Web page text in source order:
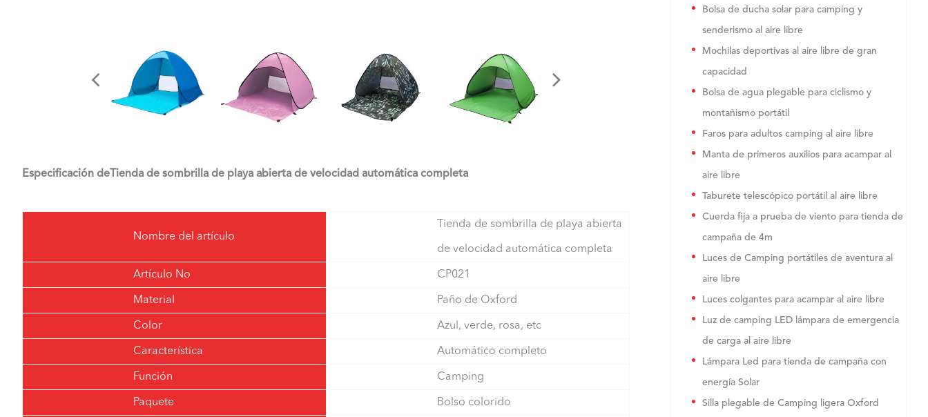
Especificación de Tienda de sombrilla de playa abierta de velocidad automática completa
Nombre del artículo
Tienda de sombrilla de playa abierta
de velocidad automática completa
Artículo No CP021
Material Paño de Oxford
Color Azul, verde, rosa, etc
Característica Automático completo
Función Camping
Paquete Bolso colorido
Bolsa de ducha solar para camping y
senderismo al aire libre
Mochilas deportivas al aire libre de gran
capacidad
Bolsa de agua plegable para ciclismo y
montañismo portátil
Faros para adultos camping al aire libre
Manta de primeros auxilios para acampar al
aire libre
Taburete telescópico portátil al aire libre
Cuerda fija a prueba de viento para tienda de
campaña de 4m
Luces de Camping portátiles de aventura al
aire libre
Luces colgantes para acampar al aire libre
Luz de camping LED lámpara de emergencia
de carga al aire libre
Lámpara Led para tienda de campaña con
energía Solar
Silla plegable de Camping ligera Oxford